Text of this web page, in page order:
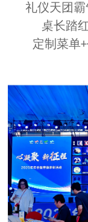
礼仪天团霸
桌长踏
定制菜单+